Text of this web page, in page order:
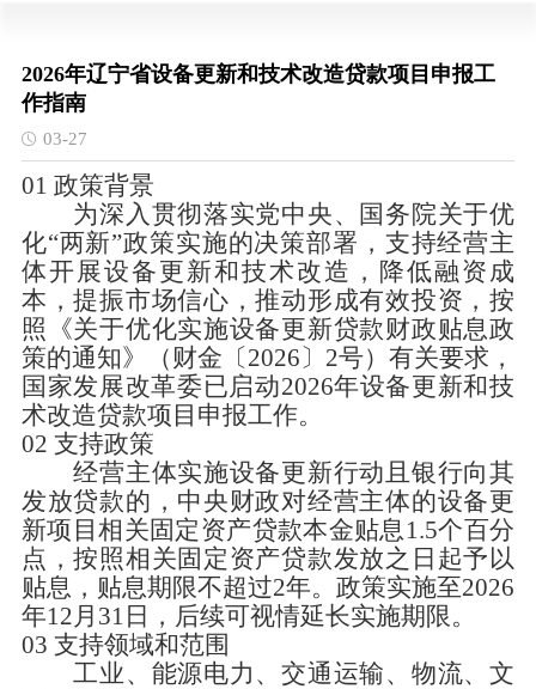
2026年辽宁省设备更新和技术改造贷款项目申报工
作指南
03-27
01 政策背景
为深入贯彻落实党中央、国务院关于优
化“两新”政策实施的决策部署，支持经营主
体开展设备更新和技术改造，降低融资成
本，提振市场信心，推动形成有效投资，按
照《关于优化实施设备更新贷款财政贴息政
策的通知》（财金〔2026〕 2号）有关要求，
国家发展改革委已启动2026年设备更新和技
术改造贷款项目申报工作。
02 支持政策
经营主体实施设备更新行动且银行向其
发放贷款的，中央财政对经营主体的设备更
新项目相关固定资产贷款本金贴息1.5个百分
点，按照相关固定资产贷款发放之日起予以
贴息，贴息期限不超过2年。政策实施至2026
年12月 31 日，后续可视情延长实施期限。
03 支持领域和范围
工业、能源电力、交通运输、物流、文